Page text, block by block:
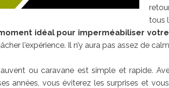
tous
idéal pour imperméabiliser
l'expérience. Il n’y aura pas assez de
ou caravane est simple et rapide.
années, vous éviterez les surprises et